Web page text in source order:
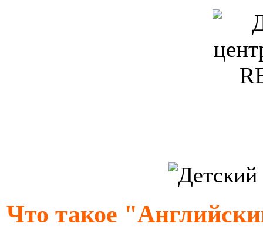
Что такое